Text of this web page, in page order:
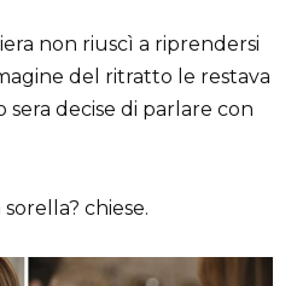
non riuscì a riprendersi
del ritratto le restava
sera decise di parlare con
chiese.